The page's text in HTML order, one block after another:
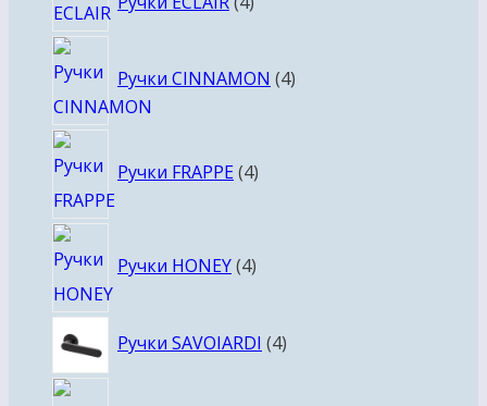
Ручки CINNAMON 4товара
Ручки FRAPPE 4товара
Ручки HONEY 4товара
Ручки SAVOIARDI 44